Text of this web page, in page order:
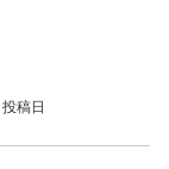
投稿日